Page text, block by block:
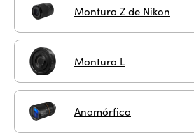
Montura Z de Nikon
Montura L
Anamórfico